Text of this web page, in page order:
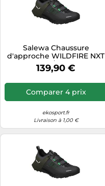
Salewa Chaussure
d'approche WILDFIRE NXT
GTX Onyx/Irish Green
Homme 10
139,90 €
Comparer 4 prix
ekosport.fr
Livraison à 1,00 €